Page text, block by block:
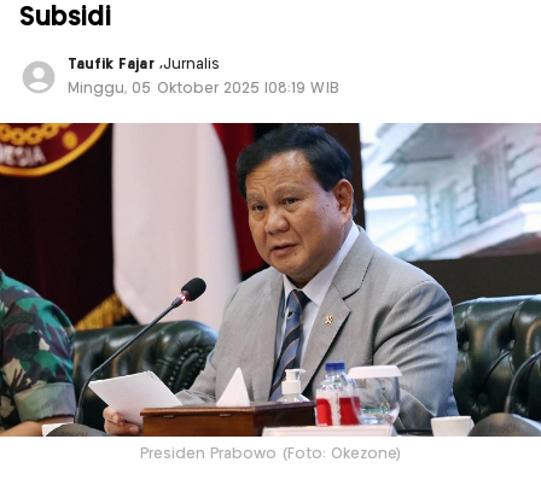
Subsidi
Taufik Fajar ,Jurnalis
Minggu, 05 Oktober 2025 |08:19 WIB
Presiden Prabowo (Foto: Okezone)